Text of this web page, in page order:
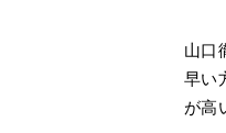
山口
早い
が高